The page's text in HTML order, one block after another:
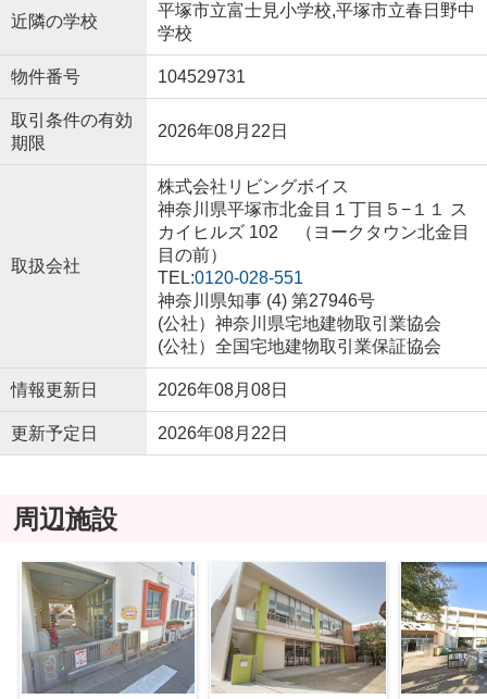
近隣の学校
平塚市立富士見小学校,平塚市立春日野中
学校
物件番号 104529731
取引条件の有効
期限
2026年08月22日
取扱会社
株式会社リビングボイス
神奈川県平塚市北金目１丁目５−１１ ス
カイヒルズ 102 （ヨークタウン北金目
目の前）
TEL:0120-028-551
神奈川県知事 (4) 第27946号
(公社）神奈川県宅地建物取引業協会
(公社）全国宅地建物取引業保証協会
情報更新日 2026年08月08日
更新予定日 2026年08月22日
周辺施設